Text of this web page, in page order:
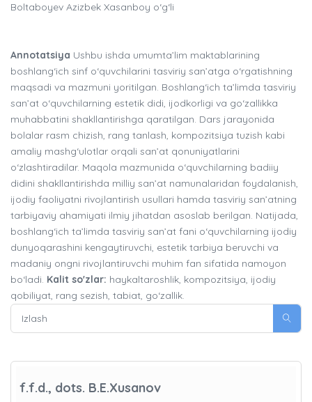
Boltaboyev Azizbek Xasanboy o‘g‘li
Annotatsiya Ushbu ishda umumta’lim maktablarining
boshlang‘ich sinf o‘quvchilarini tasviriy san’atga o‘rgatishning
maqsadi va mazmuni yoritilgan. Boshlang‘ich ta’limda tasviriy
san’at o‘quvchilarning estetik didi, ijodkorligi va go‘zallikka
muhabbatini shakllantirishga qaratilgan. Dars jarayonida
bolalar rasm chizish, rang tanlash, kompozitsiya tuzish kabi
amaliy mashg‘ulotlar orqali san’at qonuniyatlarini
o‘zlashtiradilar. Maqola mazmunida o‘quvchilarning badiiy
didini shakllantirishda milliy san’at namunalaridan foydalanish,
ijodiy faoliyatni rivojlantirish usullari hamda tasviriy san’atning
tarbiyaviy ahamiyati ilmiy jihatdan asoslab berilgan. Natijada,
boshlang‘ich ta’limda tasviriy san’at fani o‘quvchilarning ijodiy
dunyoqarashini kengaytiruvchi, estetik tarbiya beruvchi va
madaniy ongni rivojlantiruvchi muhim fan sifatida namoyon
bo‘ladi. Kalit so'zlar: haykaltaroshlik, kompozitsiya, ijodiy
qobiliyat, rang sezish, tabiat, go‘zallik.
f.f.d., dots. B.E.Xusanov